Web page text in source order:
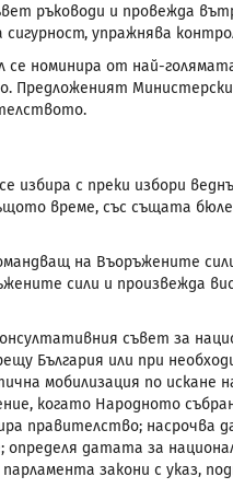
ръководи и провежда
упражнява
номинира от най-
Предложеният
избира с преки избори
време, със същата
на Въоръжените
сили и произвежда
съвет за
България или при
мобилизация по искане
когато Народното
правителство; насрочва
определя датата за
закони с указ,